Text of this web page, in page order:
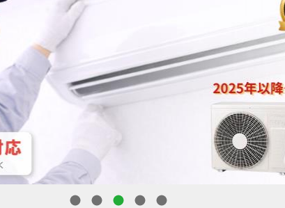
1 2 3 4 5